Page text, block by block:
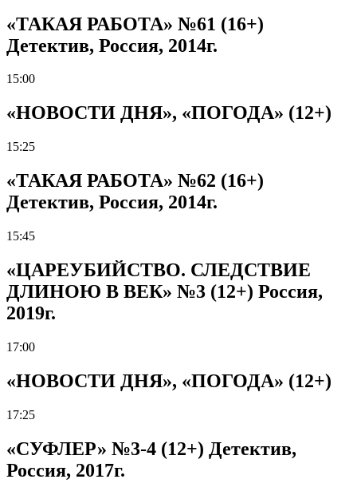
«ТАКАЯ РАБОТА» №61 (16+)
Детектив, Россия, 2014г.
15:00
«НОВОСТИ ДНЯ», «ПОГОДА» (12+)
15:25
«ТАКАЯ РАБОТА» №62 (16+)
Детектив, Россия, 2014г.
15:45
«ЦАРЕУБИЙСТВО. СЛЕДСТВИЕ
ДЛИНОЮ В ВЕК» №3 (12+) Россия,
2019г.
17:00
«НОВОСТИ ДНЯ», «ПОГОДА» (12+)
17:25
«СУФЛЕР» №3-4 (12+) Детектив,
Россия, 2017г.